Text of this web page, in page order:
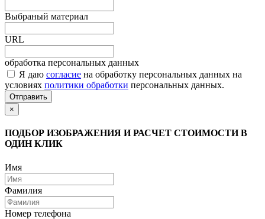
Выбраный материал
URL
обработка персональных данных
Я даю согласие на обработку персональных данных на
условиях политики обработки персональных данных.
Отправить
×
ПОДБОР ИЗОБРАЖЕНИЯ И РАСЧЕТ СТОИМОСТИ В
ОДИН КЛИК
Имя
Фамилия
Номер телефона